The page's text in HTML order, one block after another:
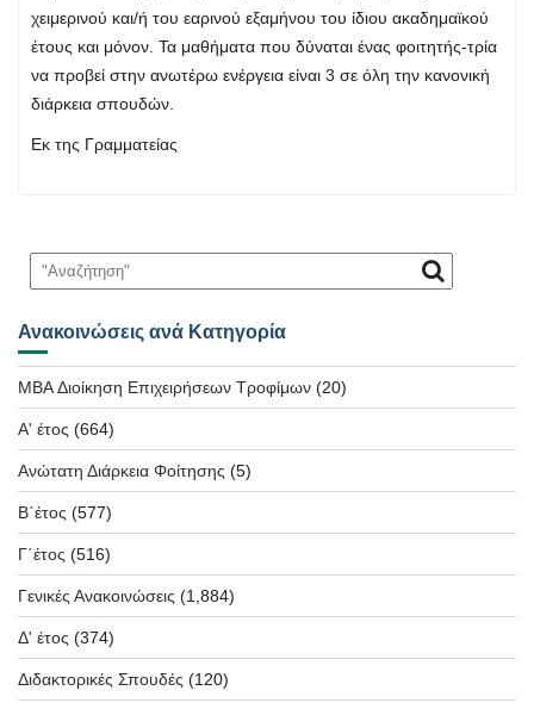
χειμερινού και/ή του εαρινού εξαμήνου του ίδιου ακαδημαϊκού
έτους και μόνον. Τα μαθήματα που δύναται ένας φοιτητής-τρία
να προβεί στην ανωτέρω ενέργεια είναι 3 σε όλη την κανονική
διάρκεια σπουδών.
Εκ της Γραμματείας
Ανακοινώσεις ανά Κατηγορία
MBA Διοίκηση Επιχειρήσεων Τροφίμων (20)
Α' έτος (664)
Ανώτατη Διάρκεια Φοίτησης (5)
Β΄έτος (577)
Γ΄έτος (516)
Γενικές Ανακοινώσεις (1,884)
Δ' έτος (374)
Διδακτορικές Σπουδές (120)